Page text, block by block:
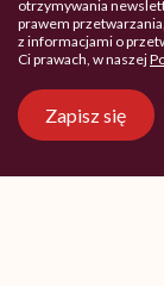
otrzymywania
prawem
z informacjami o
Ci prawach, w naszej
Zapisz się